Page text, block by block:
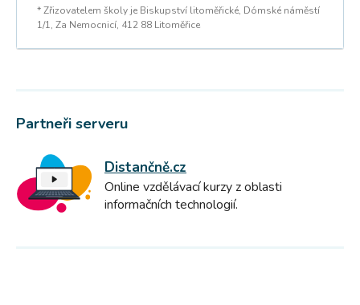
* Zřizovatelem školy je Biskupství litoměřické, Dómské náměstí
1/1, Za Nemocnicí, 412 88 Litoměřice
Partneři serveru
Distančně.cz
Online vzdělávací kurzy z oblasti
informačních technologií.